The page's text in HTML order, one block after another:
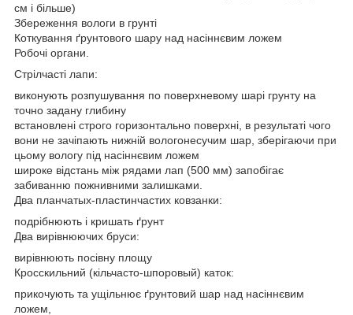
см і більше)
Збереження вологи в грунті
Коткування ґрунтового шару над насіннєвим ложем
Робочі органи.
Стрілчасті лапи:
виконують розпушування по поверхневому шарі грунту на
точно задану глибину
встановлені строго горизонтально поверхні, в результаті чого
вони не зачіпають нижній вологонесучим шар, зберігаючи при
цьому вологу під насіннєвим ложем
широке відстань між рядами лап (500 мм) запобігає
забиванню пожнивними залишками.
Два планчатых-пластинчастих ковзанки:
подрібнюють і кришать ґрунт
Два вирівнюючих бруси:
вирівнюють посівну площу
Кросскильний (кільчасто-шпоровый) каток:
прикочують та ущільнює ґрунтовий шар над насіннєвим
ложем,